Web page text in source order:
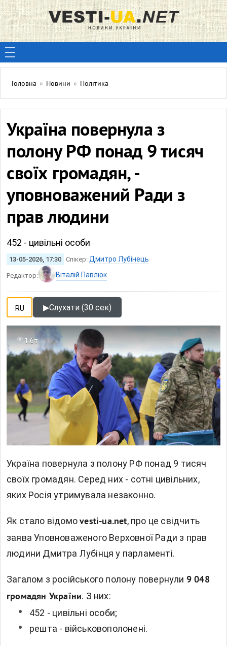
Головна » Новини » Політика
Україна повернула з
полону РФ понад 9 тисяч
своїх громадян, -
уповноважений Ради з
прав людини
452 - цивільні особи
13-05-2026, 17:30 Спікер: Дмитро Лубінець
Редактор: Віталій Павлюк
RU ▶Слухати (30 сек)
1.6т
Україна повернула з полону РФ понад 9 тисяч
своїх громадян. Серед них - сотні цивільних,
яких Росія утримувала незаконно.
Як стало відомоvesti-ua.net, про це свідчить
заява Уповноваженого Верховної Ради з прав
людини Дмитра Лубінця у парламенті.
Загалом з російського полону повернули 9 048
громадян України. З них:
452 - цивільні особи;
решта - військовополонені.